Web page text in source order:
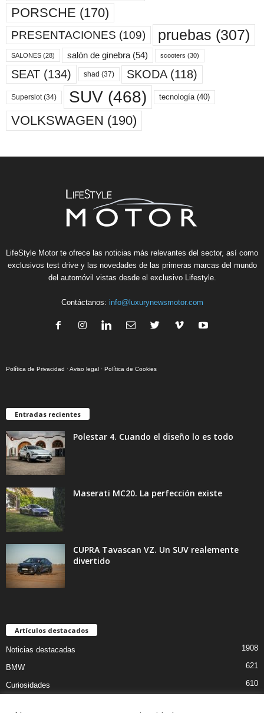
PORSCHE (170)
PRESENTACIONES (109) pruebas (307)
SALONES (28) salón de ginebra(54) scooters (30)
SEAT (134) shad (37) SKODA(118)
Superslot(34) SUV (468) tecnología(40)
VOLKSWAGEN (190)
LifeStyle Motor te ofrece las noticias más relevantes del sector, así como
exclusivos test drive y las novedades de las primeras marcas del mundo
del automóvil vistas desde el exclusivo Lifestyle.
Contáctanos: info@luxurynewsmotor.com
Política de Privacidad ·Aviso legal · Política de Cookies
Entradas recientes
Polestar 4. Cuando el diseño lo es todo
Maserati MC20. La perfección existe
CUPRA Tavascan VZ. Un SUV realemente
divertido
Artículos destacados
Noticias destacadas 1908
BMW 621
Curiosidades 610